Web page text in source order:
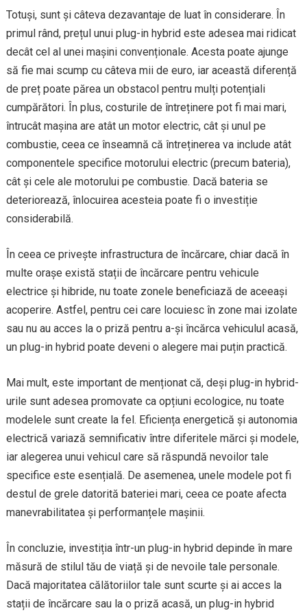
Totuși, sunt și câteva dezavantaje de luat în considerare. În
primul rând, prețul unui plug-in hybrid este adesea mai ridicat
decât cel al unei mașini convenționale. Acesta poate ajunge
să fie mai scump cu câteva mii de euro, iar această diferență
de preț poate părea un obstacol pentru mulți potențiali
cumpărători. În plus, costurile de întreținere pot fi mai mari,
întrucât mașina are atât un motor electric, cât și unul pe
combustie, ceea ce înseamnă că întreținerea va include atât
componentele specifice motorului electric (precum bateria),
cât și cele ale motorului pe combustie. Dacă bateria se
deteriorează, înlocuirea acesteia poate fi o investiție
considerabilă.
În ceea ce privește infrastructura de încărcare, chiar dacă în
multe orașe există stații de încărcare pentru vehicule
electrice și hibride, nu toate zonele beneficiază de aceeași
acoperire. Astfel, pentru cei care locuiesc în zone mai izolate
sau nu au acces la o priză pentru a-și încărca vehiculul acasă,
un plug-in hybrid poate deveni o alegere mai puțin practică.
Mai mult, este important de menționat că, deși plug-in hybrid-
urile sunt adesea promovate ca opțiuni ecologice, nu toate
modelele sunt create la fel. Eficiența energetică și autonomia
electrică variază semnificativ între diferitele mărci și modele,
iar alegerea unui vehicul care să răspundă nevoilor tale
specifice este esențială. De asemenea, unele modele pot fi
destul de grele datorită bateriei mari, ceea ce poate afecta
manevrabilitatea și performanțele mașinii.
În concluzie, investiția într-un plug-in hybrid depinde în mare
măsură de stilul tău de viață și de nevoile tale personale.
Dacă majoritatea călătoriilor tale sunt scurte și ai acces la
stații de încărcare sau la o priză acasă, un plug-in hybrid